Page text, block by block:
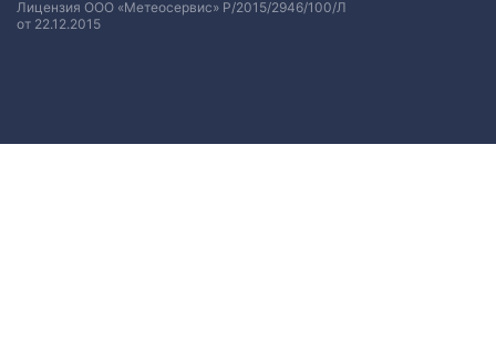
Лицензия ООО «Метеосервис» Р/2015/2946/100/Л
от 22.12.2015